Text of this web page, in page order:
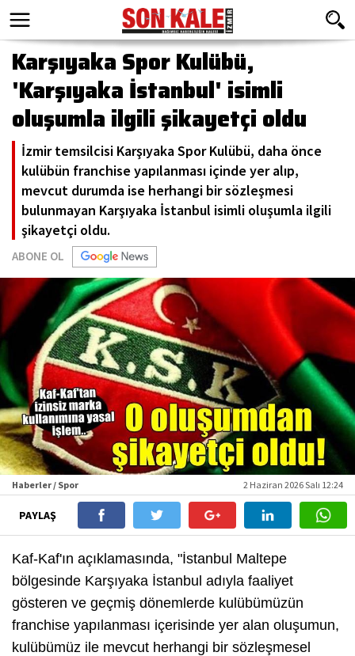
Karşıyaka Spor Kulübü,
'Karşıyaka İstanbul' isimli
oluşumla ilgili şikayetçi oldu
İzmir temsilcisi Karşıyaka Spor Kulübü, daha önce
kulübün franchise yapılanması içinde yer alıp,
mevcut durumda ise herhangi bir sözleşmesi
bulunmayan Karşıyaka İstanbul isimli oluşumla ilgili
şikayetçi oldu.
ABONE OL
Haberler / Spor 2 Haziran 2026 Salı 12:24
PAYLAŞ
Kaf-Kaf'ın açıklamasında, "İstanbul Maltepe
bölgesinde Karşıyaka İstanbul adıyla faaliyet
gösteren ve geçmiş dönemlerde kulübümüzün
franchise yapılanması içerisinde yer alan oluşumun,
kulübümüz ile mevcut herhangi bir sözleşmesel